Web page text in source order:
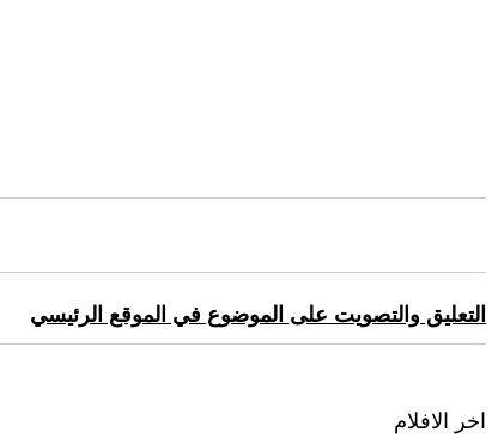
التعليق والتصويت على الموضوع في الموقع الرئيسي
اخر الافلام